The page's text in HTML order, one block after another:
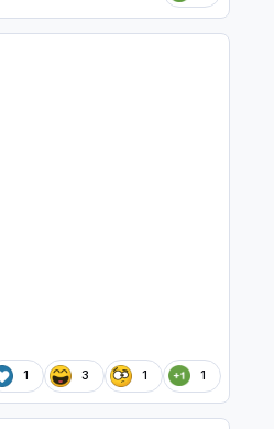
1 3 1 1